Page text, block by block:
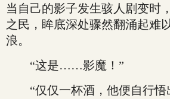
当自己的影子发生骇人剧变时
之民，眸底深处骤然翻涌起难
浪。
“这是……影魔！”
“仅仅一杯酒，他便自行悟